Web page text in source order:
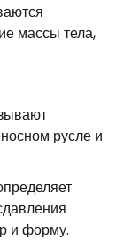
массы тела,
русле и
и форму.